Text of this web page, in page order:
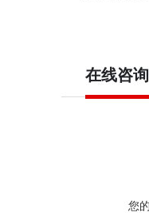
在线咨询
您